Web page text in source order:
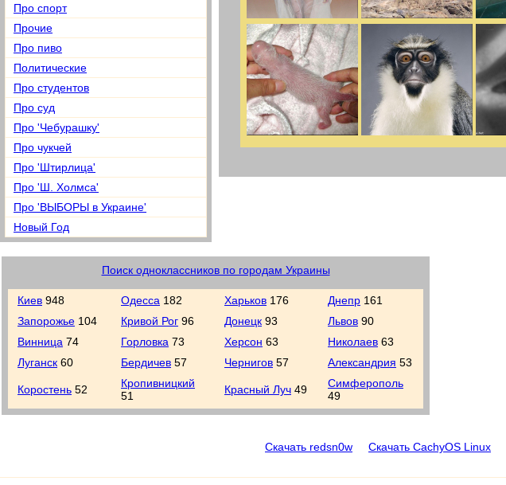
Про спорт
Прочие
Про пиво
Политические
Про студентов
Про суд
Про 'Чебурашку'
Про чукчей
Про 'Штирлица'
Про 'Ш. Холмса'
Про 'ВЫБОРЫ в Украине'
Новый Год
Поиск одноклассников по городам Украины
Киев 948 Одесса 182 Харьков 176 Днепр 161
Запорожье 104 Кривой Рог 96 Донецк 93 Львов 90
Винница 74 Горловка 73 Херсон 63 Николаев 63
Луганск 60 Бердичев 57 Чернигов 57 Александрия 53
Коростень 52
Кропивницкий
51
Красный Луч 49
Симферополь
49
Скачать redsn0w Скачать CachyOS Linux